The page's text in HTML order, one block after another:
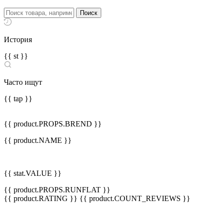
История
{{ st }}
Часто ищут
{{ tap }}
{{ product.PROPS.BREND }}
{{ product.NAME }}
{{ stat.VALUE }}
{{ product.PROPS.RUNFLAT }}
{{ product.RATING }} {{ product.COUNT_REVIEWS }}